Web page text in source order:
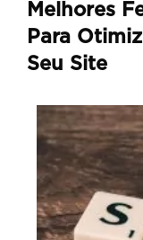
Melhores
Para
Seu Site